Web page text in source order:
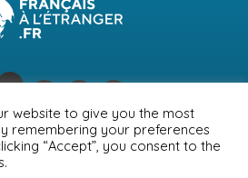
CONTACTS
MENTIONS LÉGALES
DE CONFIDENTIALITÉ
website to give you the most
remembering your preferences
“Accept”, you consent to the